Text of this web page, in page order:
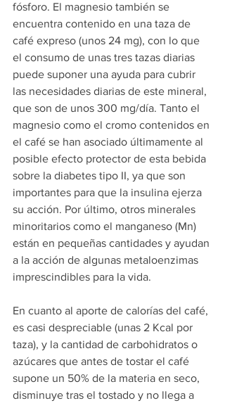
fósforo. El magnesio también se
encuentra contenido en una taza de
café expreso (unos 24 mg), con lo que
el consumo de unas tres tazas diarias
puede suponer una ayuda para cubrir
las necesidades diarias de este mineral,
que son de unos 300 mg/día. Tanto el
magnesio como el cromo contenidos en
el café se han asociado últimamente al
posible efecto protector de esta bebida
sobre la diabetes tipo II, ya que son
importantes para que la insulina ejerza
su acción. Por último, otros minerales
minoritarios como el manganeso (Mn)
están en pequeñas cantidades y ayudan
a la acción de algunas metaloenzimas
imprescindibles para la vida.
En cuanto al aporte de calorías del café,
es casi despreciable (unas 2 Kcal por
taza), y la cantidad de carbohidratos o
azúcares que antes de tostar el café
supone un 50% de la materia en seco,
disminuye tras el tostado y no llega a